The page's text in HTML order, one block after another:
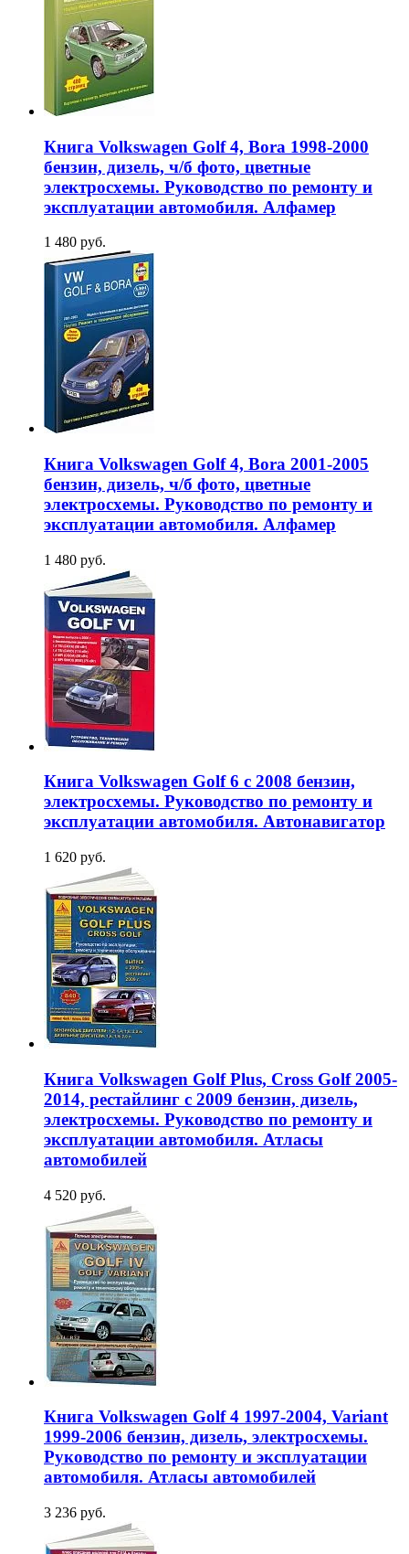
Книга Volkswagen Golf 4, Bora 1998-2000
бензин, дизель, ч/б фото, цветные
электросхемы. Руководство по ремонту и
эксплуатации автомобиля. Алфамер
1 480 руб.
Книга Volkswagen Golf 4, Bora 2001-2005
бензин, дизель, ч/б фото, цветные
электросхемы. Руководство по ремонту и
эксплуатации автомобиля. Алфамер
1 480 руб.
Книга Volkswagen Golf 6 с 2008 бензин,
электросхемы. Руководство по ремонту и
эксплуатации автомобиля. Автонавигатор
1 620 руб.
Книга Volkswagen Golf Plus, Cross Golf 2005-
2014, рестайлинг с 2009 бензин, дизель,
электросхемы. Руководство по ремонту и
эксплуатации автомобиля. Атласы
автомобилей
4 520 руб.
Книга Volkswagen Golf 4 1997-2004, Variant
1999-2006 бензин, дизель, электросхемы.
Руководство по ремонту и эксплуатации
автомобиля. Атласы автомобилей
3 236 руб.